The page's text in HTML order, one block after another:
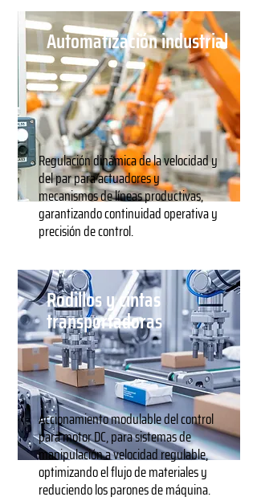
Automatización industrial
Regulación dinámica de la velocidad y
del par para actuadores y
mecanismos de líneas productivas,
garantizando continuidad operativa y
precisión de control.
Rodillos y cintas
transportadoras
Accionamiento modulable del control
para motor DC, para sistemas de
manipulación a velocidad regulable,
optimizando el flujo de materiales y
reduciendo los parones de máquina.